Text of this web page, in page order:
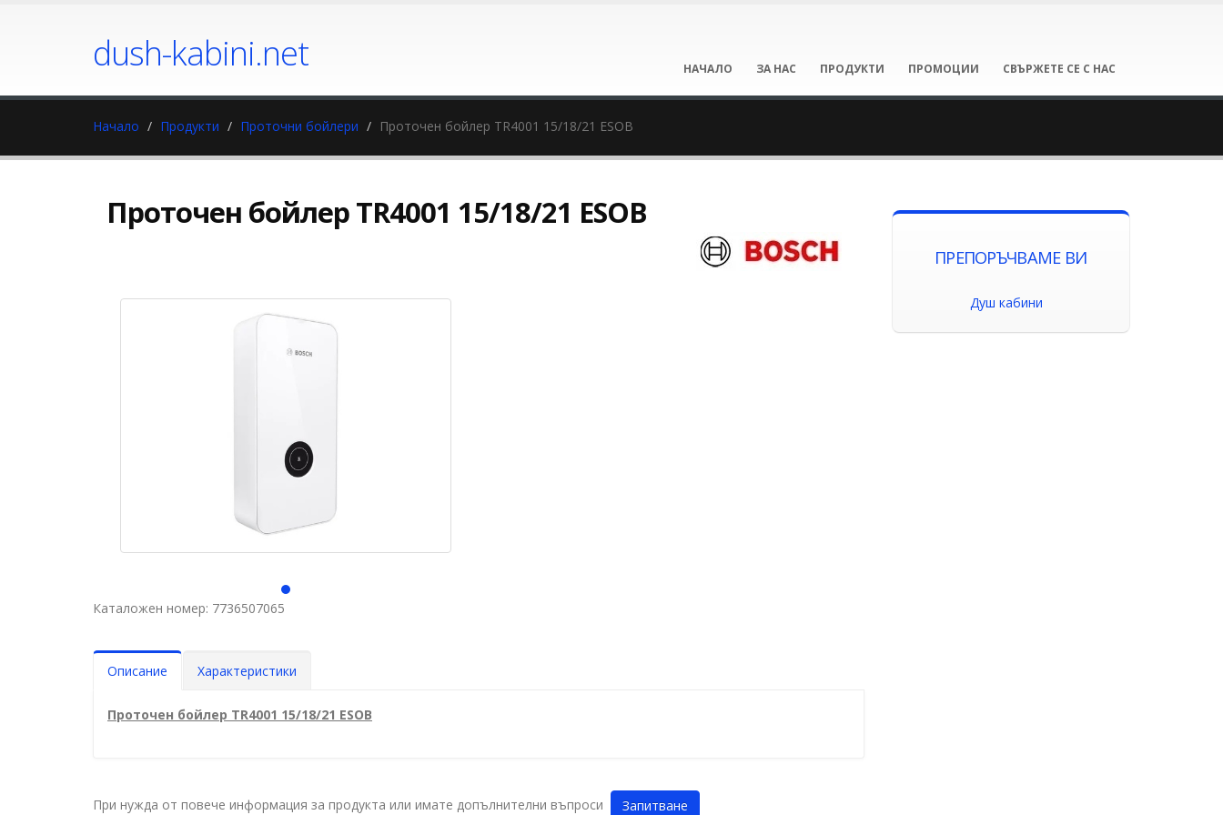
dush-kabini.net НАЧАЛО ЗА НАС ПРОДУКТИ ПРОМОЦИИ СВЪРЖЕТЕ СЕ С НАС
Начало Продукти Проточни бойлери Проточен бойлер TR4001 15/18/21 ESOB
Проточен бойлер TR4001 15/18/21 ESOB
Каталожен номер: 7736507065
Описание Характеристики
Проточен бойлер TR4001 15/18/21 ESOB
При нужда от повече информация за продукта или имате допълнителни въпроси Запитване
ПРЕПОРЪЧВАМЕ ВИ
Душ кабини